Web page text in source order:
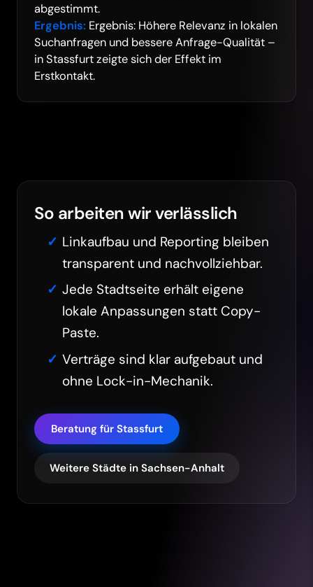
abgestimmt.
Ergebnis: Ergebnis: Höhere Relevanz in lokalen
Suchanfragen und bessere Anfrage-Qualität –
in Stassfurt zeigte sich der Effekt im
Erstkontakt.
So arbeiten wir verlässlich
Linkaufbau und Reporting bleiben
transparent und nachvollziehbar.
Jede Stadtseite erhält eigene
lokale Anpassungen statt Copy-
Paste.
Verträge sind klar aufgebaut und
ohne Lock-in-Mechanik.
Beratung für Stassfurt
Weitere Städte in Sachsen-Anhalt